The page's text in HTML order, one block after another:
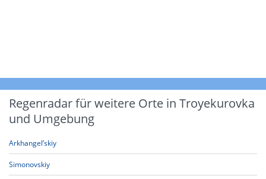
Regenradar für weitere Orte in Troyekurovka
und Umgebung
Arkhangel’skiy
Simonovskiy